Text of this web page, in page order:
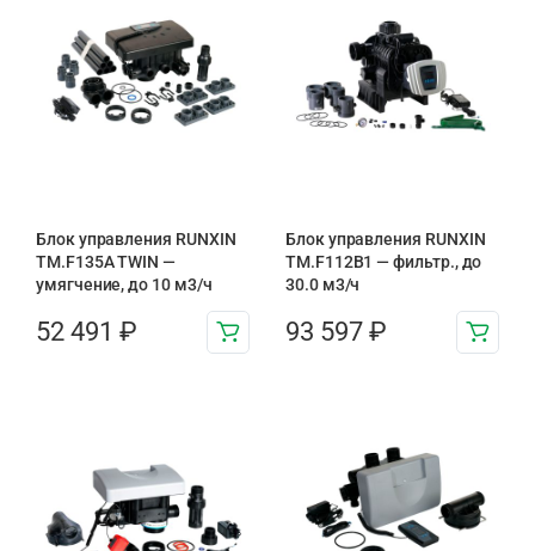
Блок управления RUNXIN
TM.F135A TWIN —
умягчение, до 10 м3/ч
52 491 ₽
Блок управления RUNXIN
ТМ.F112B1 — фильтр., до
30.0 м3/ч
93 597 ₽